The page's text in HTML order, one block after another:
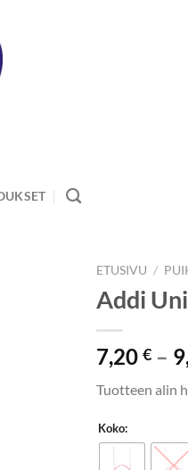
ETUSIVU /
Addi
7,20 € –
Tuotteen alin
Koko: